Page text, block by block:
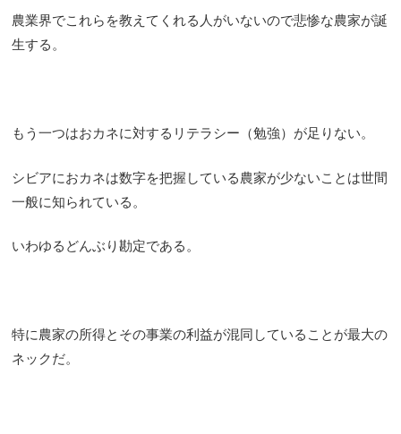
農業界でこれらを教えてくれる人がいないので悲惨な農家が誕
生する。
もう一つはおカネに対するリテラシー（勉強）が足りない。
シビアにおカネは数字を把握している農家が少ないことは世間
一般に知られている。
いわゆるどんぶり勘定である。
特に農家の所得とその事業の利益が混同していることが最大の
ネックだ。